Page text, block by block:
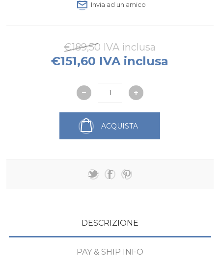
Invia ad un amico
€189,50 IVA inclusa
€151,60 IVA inclusa
ACQUISTA
DESCRIZIONE
PAY & SHIP INFO